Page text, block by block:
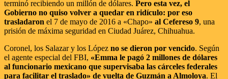
terminó recibiendo un millón de dólares. Pero esta vez, el
Gobierno no quiso volver a quedar en ridículo: por eso
trasladaron el 7 de mayo de 2016 a «Chapo» al Cefereso 9, una
prisión de máxima seguridad en Ciudad Juárez, Chihuahua.
Coronel, los Salazar y los López no se dieron por vencido. Según
el agente especial del FBI, «Emma le pagó 2 millones de dólares
al funcionario mexicano que supervisaba las cárceles federales
para facilitar el traslado» de vuelta de Guzmán a Almoloya. El